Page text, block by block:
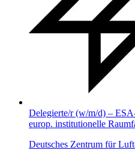
Delegierte/r (w/m/d) –
europ. institutionelle
Deutsches Zentrum für